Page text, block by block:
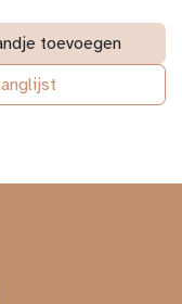
toevoegen